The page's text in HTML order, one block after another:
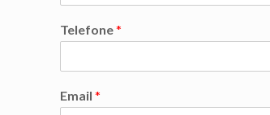
Telefone*
Email*